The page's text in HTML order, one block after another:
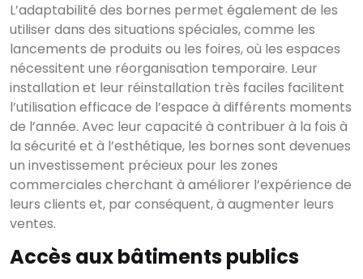
L’adaptabilité des bornes permet également de les
utiliser dans des situations spéciales, comme les
lancements de produits ou les foires, où les espaces
nécessitent une réorganisation temporaire. Leur
installation et leur réinstallation très faciles facilitent
l’utilisation efficace de l’espace à différents moments
de l’année. Avec leur capacité à contribuer à la fois à
la sécurité et à l’esthétique, les bornes sont devenues
un investissement précieux pour les zones
commerciales cherchant à améliorer l’expérience de
leurs clients et, par conséquent, à augmenter leurs
ventes.
Accès aux bâtiments publics